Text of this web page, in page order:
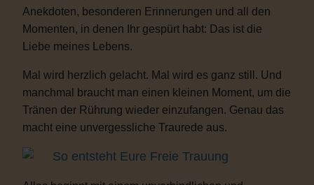
Anekdoten, besonderen Erinnerungen und all den
Momenten, in denen Ihr gespürt habt: Das ist die
Liebe meines Lebens.
Mal wird herzlich gelacht. Mal wird es ganz still. Und
manchmal braucht man einen kleinen Moment, um die
Tränen der Rührung wieder einzufangen. Genau das
macht eine unvergessliche Traurede aus.
So entsteht Eure Freie Trauung